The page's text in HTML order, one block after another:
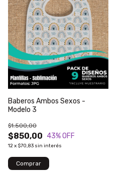
Baberos Ambos Sexos -
Modelo 3
$850,00
$1.500,00
43% OFF
12x $70,83 sin interés